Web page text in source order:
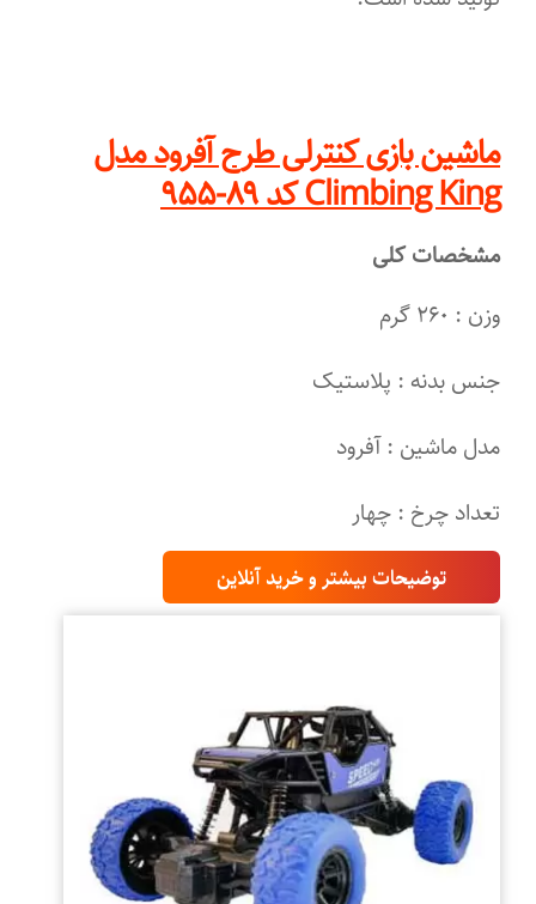
ماشین بازی کنترلی طرح آفرود مدل
Climbing King کد ۸۹-۹۵۵
مشخصات کلی
وزن : ۲۶۰ گرم
جنس بدنه : پلاستیک
مدل ماشین : آفرود
تعداد چرخ : چهار
توضیحات بیشتر و خرید آنلاین